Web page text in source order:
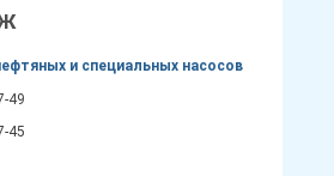
и специальных насосов
49
45